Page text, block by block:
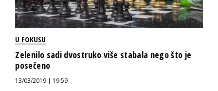
U FOKUSU
Zelenilo sadi dvostruko više stabala nego što je
posečeno
13/03/2019 | 19:59